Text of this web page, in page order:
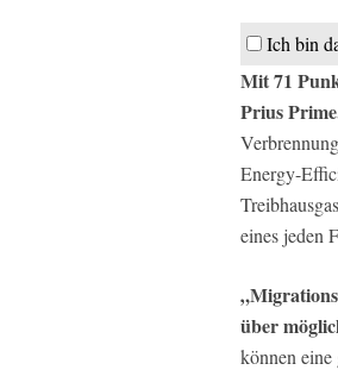
Ich bin
Mit 71
Prius
Energy-
eines jeden
über
können